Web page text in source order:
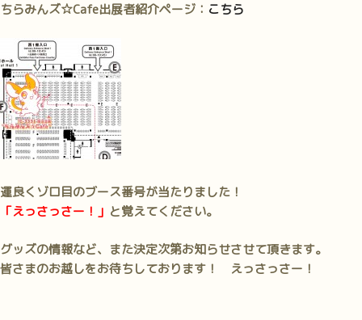
ちらみんズ☆Cafe出展者紹介ページ： こちら
運良くゾロ目のブース番号が当たりました！
「えっさっさー！」 と覚えてください。
グッズの情報など、また決定次第お知らせさせて頂きます。
皆さまのお越しをお待ちしております！ えっさっさー！